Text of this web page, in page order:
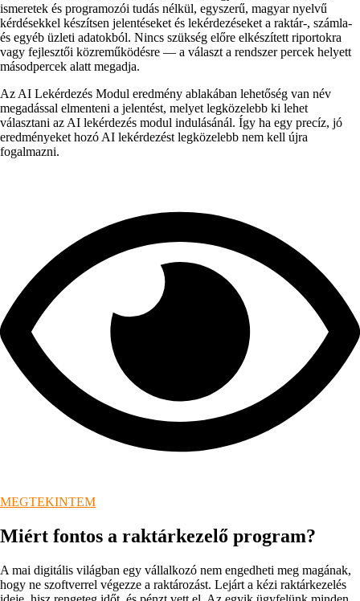
ismeretek és programozói tudás nélkül, egyszerű, magyar nyelvű
kérdésekkel készítsen jelentéseket és lekérdezéseket a raktár-, számla-
és egyéb üzleti adatokból. Nincs szükség előre elkészített riportokra
vagy fejlesztői közreműködésre — a választ a rendszer percek helyett
másodpercek alatt megadja.
Az AI Lekérdezés Modul eredmény ablakában lehetőség van név
megadással elmenteni a jelentést, melyet legközelebb ki lehet
választani az AI lekérdezés modul indulásánál. Így ha egy precíz, jó
eredményeket hozó AI lekérdezést legközelebb nem kell újra
fogalmazni.
MEGTEKINTEM
Miért fontos a raktárkezelő program?
A mai digitális világban egy vállalkozó nem engedheti meg magának,
hogy ne szoftverrel végezze a raktározást. Lejárt a kézi raktárkezelés